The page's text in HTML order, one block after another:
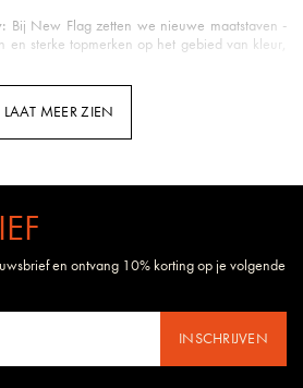
Bij New Flag zetten we nieuwe maatstaven -
en sterke topmerken op het gebied van kleur,
verpakking is voor ons een eerste
is gemiddeld binnen 3 werkdagen bij u binnen
- van YouTube tot Facebook en Instagram tot
en eisen als geen ander bedrijf.
LAAT MEER ZIEN
en ontvang 10% korting op je volgende
INSCHRIJVEN